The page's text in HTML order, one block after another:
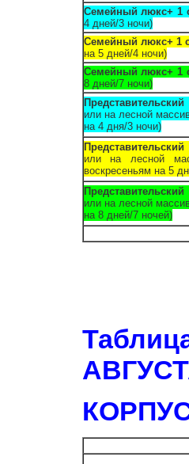
Семейный люкс+ 1
4 дней/3 ночи)
Семейный люкс+ 1
на 5 дней/4 ночи)
Семейный люкс+ 1
8 дней/7 ночи)
или на лесной
на 4 дня/3 ночи)
или на лесной
воскресеньям на 5
или на лесной
на 8 дней/7 ночей)